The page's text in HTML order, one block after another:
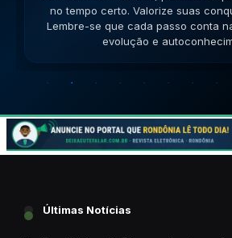
criativa. Esteja aberto a novas
cada passo conta na sua
autoconhecimento.
Últimas Notícias